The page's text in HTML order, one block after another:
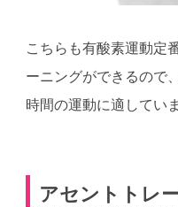
こちらも有酸素運動定
ーニングができるので
時間の運動に適してい
アセントトレ